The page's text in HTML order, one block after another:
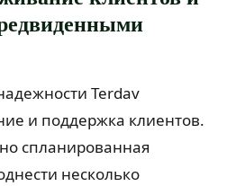
Terdav
и поддержка клиентов.
спланированная
несколько